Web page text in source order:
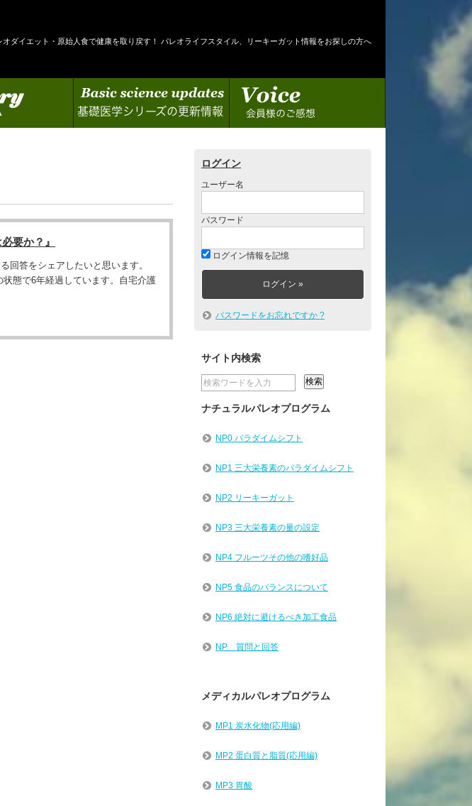
オダイエット・原始人食で健康を取り戻す！ パレオライフスタイル、リーキーガット情報をお探しの方へ
基礎医学シリーズの更新情報 会員様のご感想
要か？』
回答をシェアしたいと思います。
態で6年経過しています。自宅介護
ログイン
ユーザー名
パスワード
ログイン情報を記憶
パスワードをお忘れですか ?
サイト内検索
ナチュラルパレオプログラム
NP0 パラダイムシフト
NP1 三大栄養素のパラダイムシフト
NP2 リーキーガット
NP3 三大栄養素の量の設定
NP4 フルーツその他の嗜好品
NP5 食品のバランスについて
NP6 絶対に避けるべき加工食品
NP 質問と回答
メディカルパレオプログラム
MP1 炭水化物(応用編)
MP2 蛋白質と脂質(応用編)
MP3 胃酸